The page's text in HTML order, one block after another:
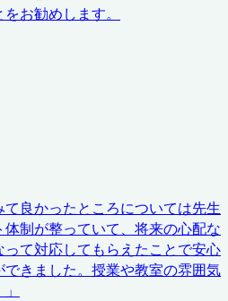
お勧めします。
良かったところについては先生
制が整っていて、将来の心配な
て対応してもらえたことで安心
きました。授業や教室の雰囲気
」